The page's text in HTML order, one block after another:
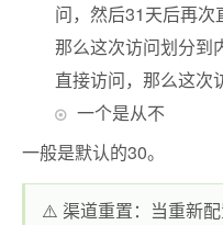
问，然后31天后再次
那么这次访问划分到
直接访问，那么这次
一个是从不
一般是默认的30。
⚠️ 渠道重置：当重新